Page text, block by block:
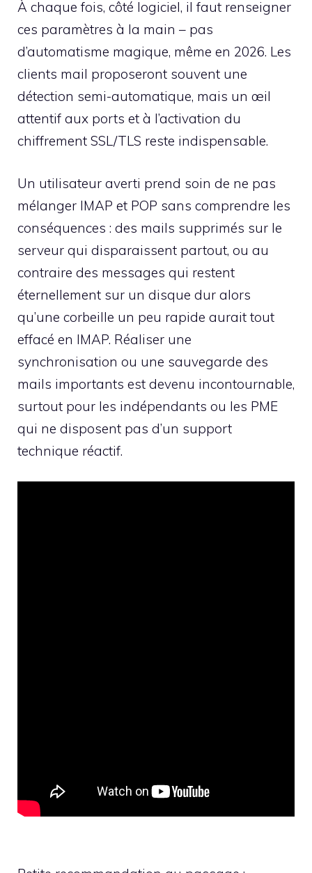
À chaque fois, côté logiciel, il faut renseigner
ces paramètres à la main – pas
d’automatisme magique, même en 2026. Les
clients mail proposeront souvent une
détection semi-automatique, mais un œil
attentif aux ports et à l’activation du
chiffrement SSL/TLS reste indispensable.
Un utilisateur averti prend soin de ne pas
mélanger IMAP et POP sans comprendre les
conséquences : des mails supprimés sur le
serveur qui disparaissent partout, ou au
contraire des messages qui restent
éternellement sur un disque dur alors
qu’une corbeille un peu rapide aurait tout
effacé en IMAP. Réaliser une
synchronisation ou une sauvegarde des
mails importants est devenu incontournable,
surtout pour les indépendants ou les PME
qui ne disposent pas d’un support
technique réactif.